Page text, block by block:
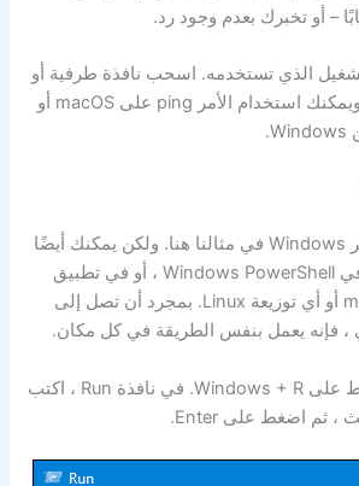
– أو تخبرك بعدم وجود رد.
الذي تستخدمه. اسحب نافذة طرفية أو
نافذة موجه الأوامر ، ويمكنك استخدام الأمر ping على macOS أو
سنستخدم موجه أوامر Windows في مثالنا هنا. ولكن يمكنك أيضًا
استخدام الأمر ping في Windows PowerShell ، أو في تطبيق
Terminal على macOS أو أي توزيعة Linux. بمجرد أن تصل إلى
، فإنه يعمل بنفس الطريقة في كل مكان.
في Windows ، اضغط على Windows + R. في نافذة Run ، اكتب